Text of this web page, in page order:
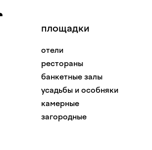
площадки
отели
рестораны
банкетные залы
усадьбы и особняки
камерные
загородные